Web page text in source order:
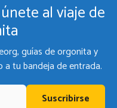
al viaje de
guías de orgonita y
tu bandeja de entrada.
Suscribirse